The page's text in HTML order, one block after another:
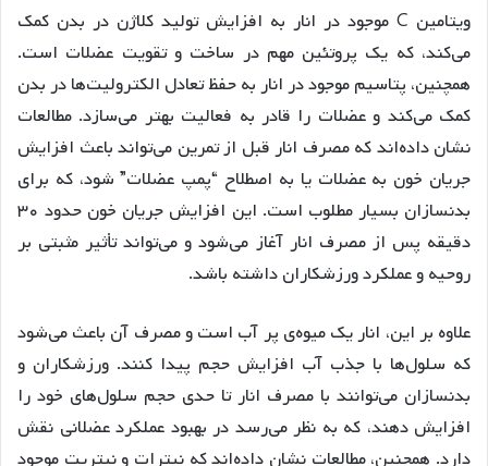
ویتامین C موجود در انار به افزایش تولید کلاژن در بدن کمک
می‌کند، که یک پروتئین مهم در ساخت و تقویت عضلات است.
همچنین، پتاسیم موجود در انار به حفظ تعادل الکترولیت‌ها در بدن
کمک می‌کند و عضلات را قادر به فعالیت بهتر می‌سازد. مطالعات
نشان داده‌اند که مصرف انار قبل از تمرین می‌تواند باعث افزایش
جریان خون به عضلات یا به اصطلاح “پمپ عضلات” شود، که برای
بدنسازان بسیار مطلوب است. این افزایش جریان خون حدود ۳۰
دقیقه پس از مصرف انار آغاز می‌شود و می‌تواند تأثیر مثبتی بر
روحیه و عملکرد ورزشکاران داشته باشد.
علاوه بر این، انار یک میوه‌ی پر آب است و مصرف آن باعث می‌شود
که سلول‌ها با جذب آب افزایش حجم پیدا کنند. ورزشکاران و
بدنسازان می‌توانند با مصرف انار تا حدی حجم سلول‌های خود را
افزایش دهند، که به نظر می‌رسد در بهبود عملکرد عضلانی نقش
دارد. همچنین، مطالعات نشان داده‌اند که نیترات و نیتریت موجود